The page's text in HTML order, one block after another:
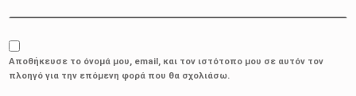
Αποθήκευσε το όνομά μου, email, και τον ιστότοπο μου σε αυτόν τον
πλοηγό για την επόμενη φορά που θα σχολιάσω.